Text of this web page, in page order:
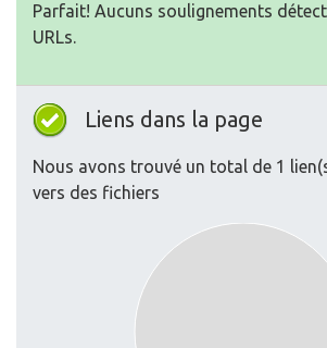
Parfait! Aucuns soulignements
URLs.
Liens dans la page
Nous avons trouvé un total de 1
vers des fichiers